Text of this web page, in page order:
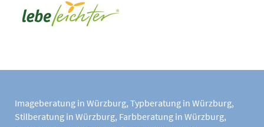
Imageberatung in Würzburg, Typberatung in Würzburg,
Stilberatung in Würzburg, Farbberatung in Würzburg,